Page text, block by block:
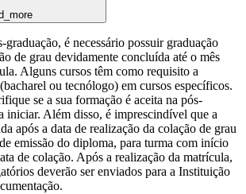
graduação, é necessário possuir graduação
de grau devidamente concluída até o mês
Alguns cursos têm como requisito a
ou tecnólogo) em cursos específicos.
se a sua formação é aceita na pós-
iniciar. Além disso, é imprescindível que a
após a data de realização da colação de grau
emissão do diploma, para turma com início
de colação. Após a realização da matrícula,
deverão ser enviados para a Instituição